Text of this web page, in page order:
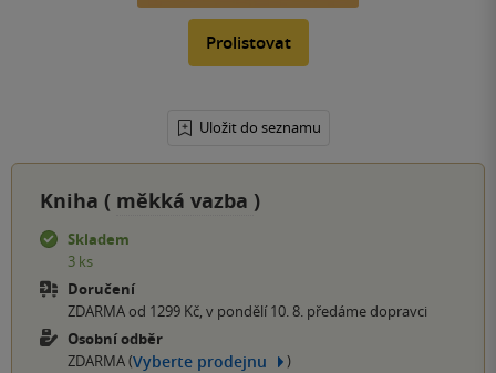
Prolistovat
Uložit do seznamu
Kniha ( měkká vazba )
Skladem
3 ks
Doručení
ZDARMA od 1299 Kč, v pondělí 10. 8. předáme dopravci
Osobní odběr
ZDARMA (Vyberte prodejnu )